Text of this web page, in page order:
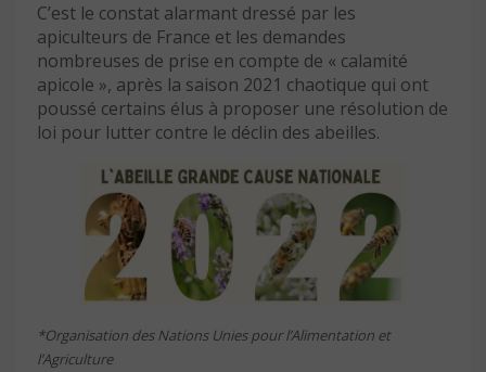
C’est le constat alarmant dressé par les
apiculteurs de France et les demandes
nombreuses de prise en compte de « calamité
apicole », après la saison 2021 chaotique qui ont
poussé certains élus à proposer une résolution de
loi pour lutter contre le déclin des abeilles.
*Organisation des Nations Unies pour l’Alimentation et
l’Agriculture